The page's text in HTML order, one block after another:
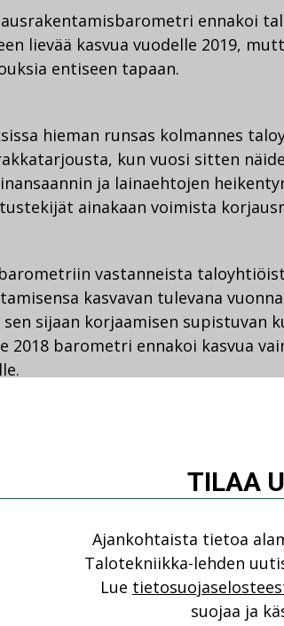
ennakoi
lievää kasvua vuodelle 2019,
entiseen tapaan.
hieman runsas kolmannes
kun vuosi sitten
ja lainaehtojen
ainakaan voimista
vastanneista
kasvavan tulevana
sijaan korjaamisen supistuvan
2018 barometri ennakoi kasvua
kysytään syksyisin
ja niihin liittyvistä
suosituin oli viemäreiden
Toiseksi suosituin
uusiminen nykyiseen
KIINTEISTÖLIITTO
TILAA
Ajankohtaista tietoa
Talotekniikka-lehden
Lue
suojaa ja